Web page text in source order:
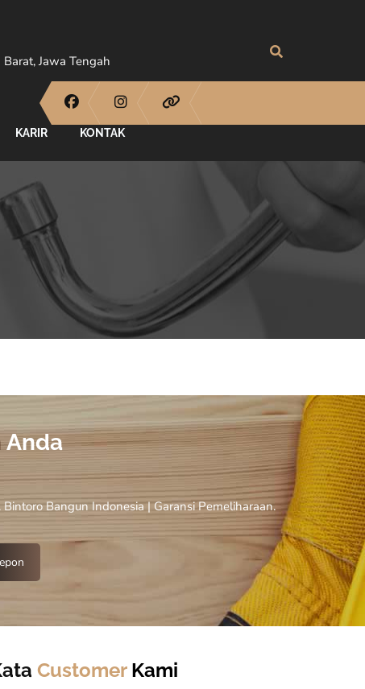
Barat, Jawa Tengah
KARIR KONTAK
Anda
Bangun Indonesia | Garansi Pemeliharaan.
Customer Kami